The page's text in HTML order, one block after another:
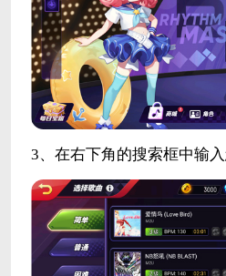
3、在右下角的搜索框中输